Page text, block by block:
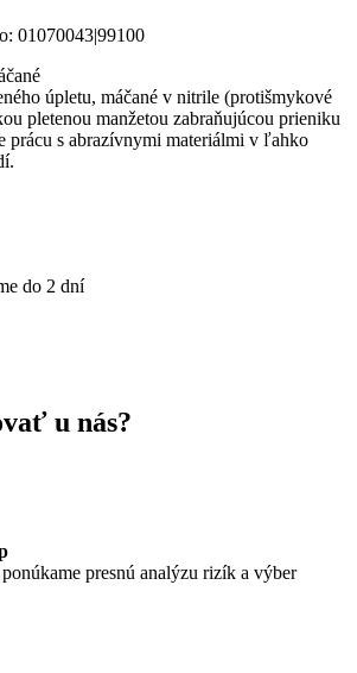
01070043|99100
úpletu, máčané v nitrile (protišmykové
pletenou manžetou zabraňujúcou prieniku
prácu s abrazívnymi materiálmi v ľahko
do 2 dní
u nás?
presnú analýzu rizík a výber